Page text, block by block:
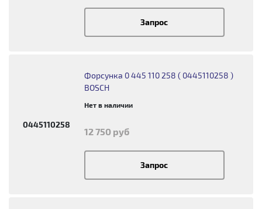
Запрос
0445110258
Форсунка 0 445 110 258 ( 0445110258 )
BOSCH
Нет в наличии
12 750 руб
Запрос